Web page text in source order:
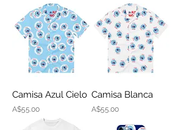
Camisa Azul Cielo
Price
A$55.00
Camisa Blanca
Price
A$55.00